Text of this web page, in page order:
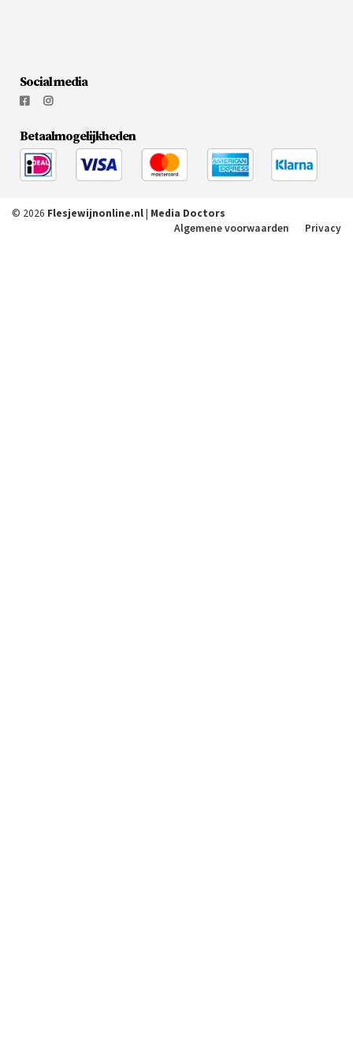
Social media
Betaalmogelijkheden
© 2026 Flesjewijnonline.nl| Media Doctors
Algemene voorwaarden
Privacy